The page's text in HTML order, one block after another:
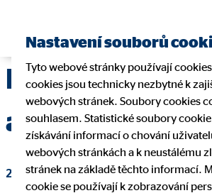
Rok růstu,
a nové
21. ledna 2026|OVB Allfinanz, a.s.
Nastavení souborů
Tyto webové stránky používají
cookies jsou technicky nezbytné k
webových stránek. Soubory cookies
souhlasem. Statistické soubory
získávání informací o chování
webových stránkách a k neustálému
stránek na základě těchto informací.
cookie se používají k zobrazování